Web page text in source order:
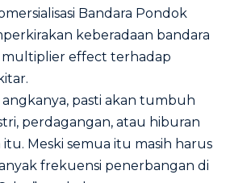
Bandara Pondok
keberadaan bandara
effect terhadap
angkanya, pasti akan tumbuh
perdagangan, atau hiburan
itu. Meski semua itu masih harus
frekuensi penerbangan di